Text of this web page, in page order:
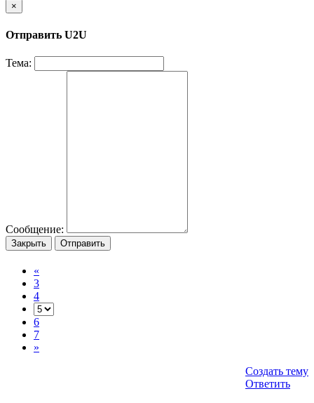
×
Отправить U2U
Тема:
Сообщение:
Закрыть Отправить
«
3
4
6
7
»
Создать тему
Ответить